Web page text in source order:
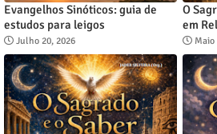
Evangelhos Sinóticos: guia de
estudos para leigos
Julho 20, 2026
O
em
Maio